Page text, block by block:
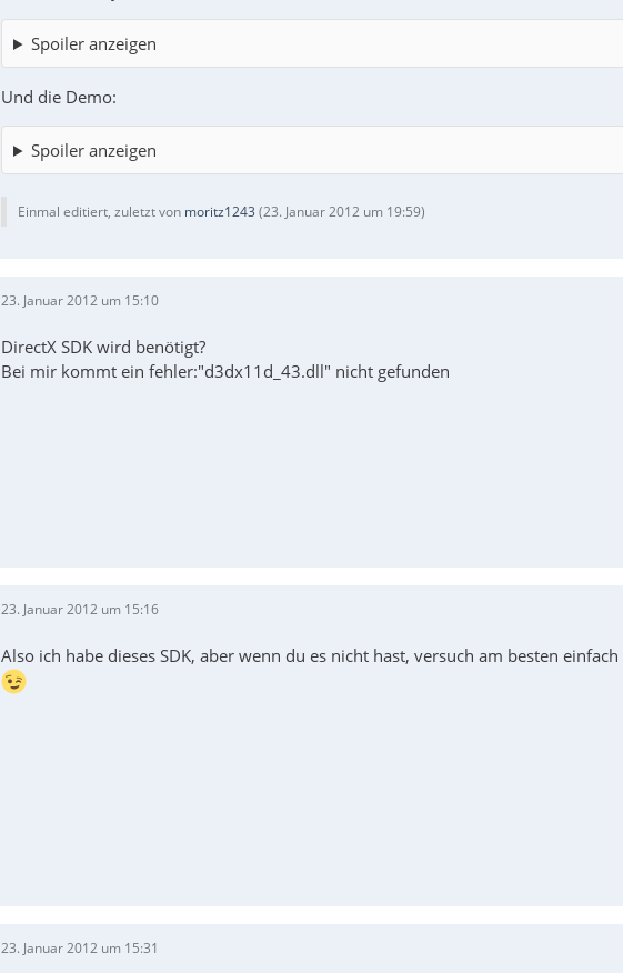
Spoiler anzeigen
Und die Demo:
Spoiler anzeigen
Einmal editiert, zuletzt von moritz1243 (23. Januar 2012 um 19:59)
23. Januar 2012 um 15:10
DirectX SDK wird benötigt?
Bei mir kommt ein fehler:"d3dx11d_43.dll" nicht gefunden
23. Januar 2012 um 15:16
Also ich habe dieses SDK, aber wenn du es nicht hast, versuch am besten
23. Januar 2012 um 15:31